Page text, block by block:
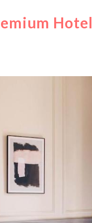
Hotel